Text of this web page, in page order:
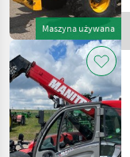
Maszyna używana